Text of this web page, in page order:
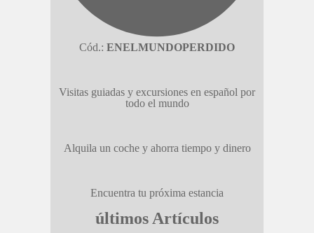
Cód.: ENELMUNDOPERDIDO
Visitas guiadas y excursiones en español por
todo el mundo
Alquila un coche y ahorra tiempo y dinero
Encuentra tu próxima estancia
últimos Artículos